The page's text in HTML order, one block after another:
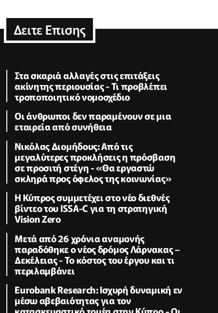
Δειτε Επισης
Στα σκαριά αλλαγές στις επιτάξεις
ακίνητης περιουσίας - Τι προβλέπει
τροποποιητικό νομοσχέδιο
Οι άνθρωποι δεν παραμένουν σε μια
εταιρεία από συνήθεια
Νικόλας Διομήδους: Από τις
μεγαλύτερες προκλήσεις η πρόσβαση
σε προσιτή στέγη - «Θα εργαστώ
σκληρά προς όφελος της κοινωνίας»
Η Κύπρος συμμετέχει στο νέο διεθνές
βίντεο του ISSA-C για τη στρατηγική
Vision Zero
Μετά από 26 χρόνια αναμονής
παραδόθηκε ο νέος δρόμος Λάρνακας –
Δεκέλειας - Το κόστος του έργου και τι
περιλαμβάνει
Eurobank Research: Ισχυρή δυναμική εν
μέσω αβεβαιότητας για τον